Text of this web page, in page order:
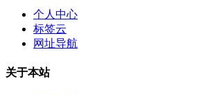
个人中心
标签云
网址导航
关于本站